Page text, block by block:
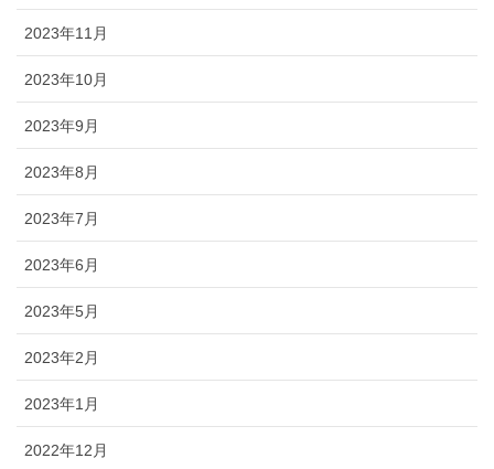
2023年11月
2023年10月
2023年9月
2023年8月
2023年7月
2023年6月
2023年5月
2023年2月
2023年1月
2022年12月